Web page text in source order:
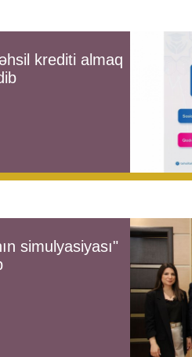
krediti almaq
simulyasiyası"